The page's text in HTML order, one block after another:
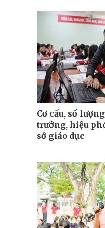
Cơ cấu, số
trưởng, hiệu
sở giáo dục